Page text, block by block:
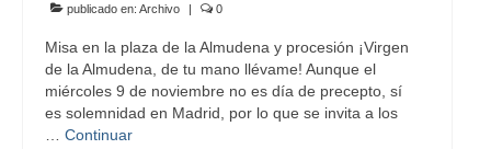
publicado en: Archivo | 0
Misa en la plaza de la Almudena y procesión ¡Virgen
de la Almudena, de tu mano llévame! Aunque el
miércoles 9 de noviembre no es día de precepto, sí
es solemnidad en Madrid, por lo que se invita a los
Continuar